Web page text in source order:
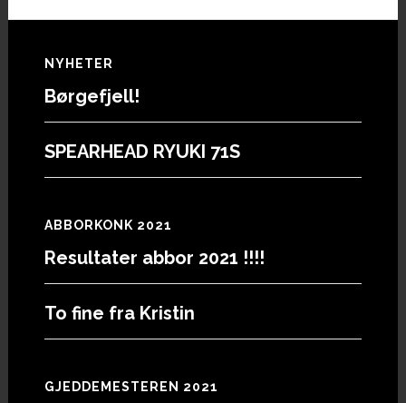
Footer
NYHETER
Børgefjell!
SPEARHEAD RYUKI 71S
ABBORKONK 2021
Resultater abbor 2021 !!!!
To fine fra Kristin
GJEDDEMESTEREN 2021